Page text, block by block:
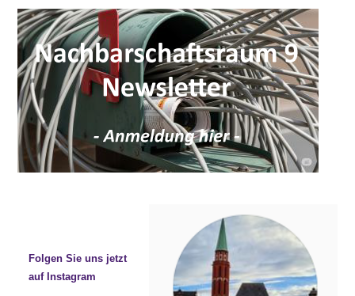
Folgen Sie uns jetzt
auf Instagram